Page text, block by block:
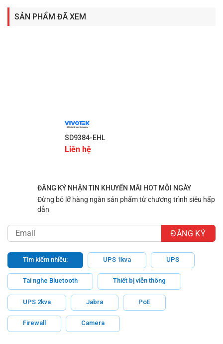
SẢN PHẨM ĐÃ XEM
SD9384-EHL
Liên hệ
ĐĂNG KÝ NHẬN TIN KHUYẾN MÃI HOT MỖI NGÀY
Đừng bỏ lỡ hàng ngàn sản phẩm từ chương trình siêu hấp
dẫn
Tìm kiếm nhiều: UPS 1kva UPS
Tai nghe Bluetooth Thiết bị viễn thông
UPS 2kva Jabra PoE
Firewall Camera